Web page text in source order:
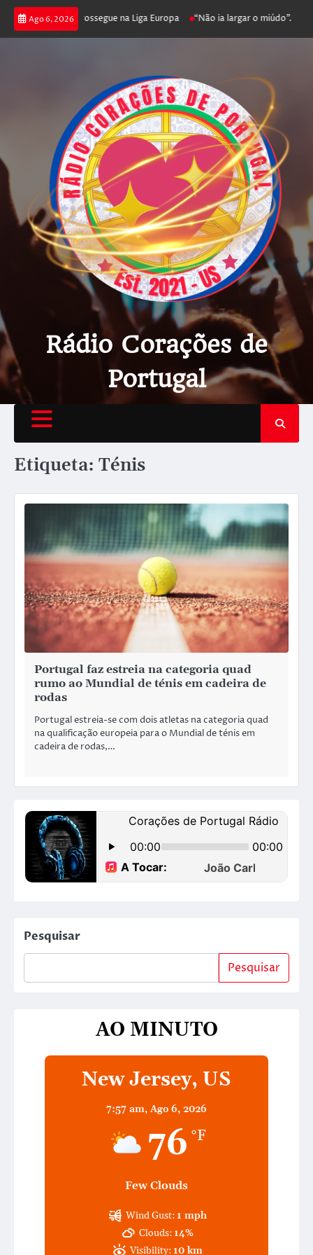
Ago 6, 2026
joga poker e prossegue na Liga Europa “Não ia largar o miúdo”.
Rádio Corações de
Portugal
Etiqueta: Ténis
Portugal faz estreia na categoria quad
rumo ao Mundial de ténis em cadeira de
rodas
Portugal estreia-se com dois atletas na categoria quad
na qualificação europeia para o Mundial de ténis em
cadeira de rodas,…
Pesquisar
Pesquisar
AO MINUTO
New Jersey, US
7:57 am, Ago 6, 2026
76 °F
Few Clouds
Wind Gust: 1 mph
Clouds: 14%
Visibility: 10 km